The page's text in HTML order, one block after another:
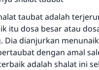
taubat adalah
itu dosa besar atau
Dia dianjurkan
dengan amal
adalah shalat ini